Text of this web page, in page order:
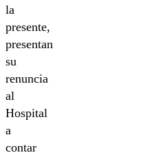
la
presente,
presentan
su
renuncia
al
Hospital
a
contar